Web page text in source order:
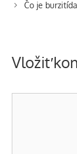
Čo je
Vložiť